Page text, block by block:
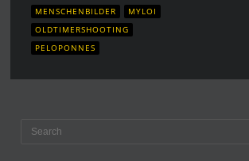
MENSCHENBILDER
MYLOI
OLDTIMERSHOOTING
PELOPONNES